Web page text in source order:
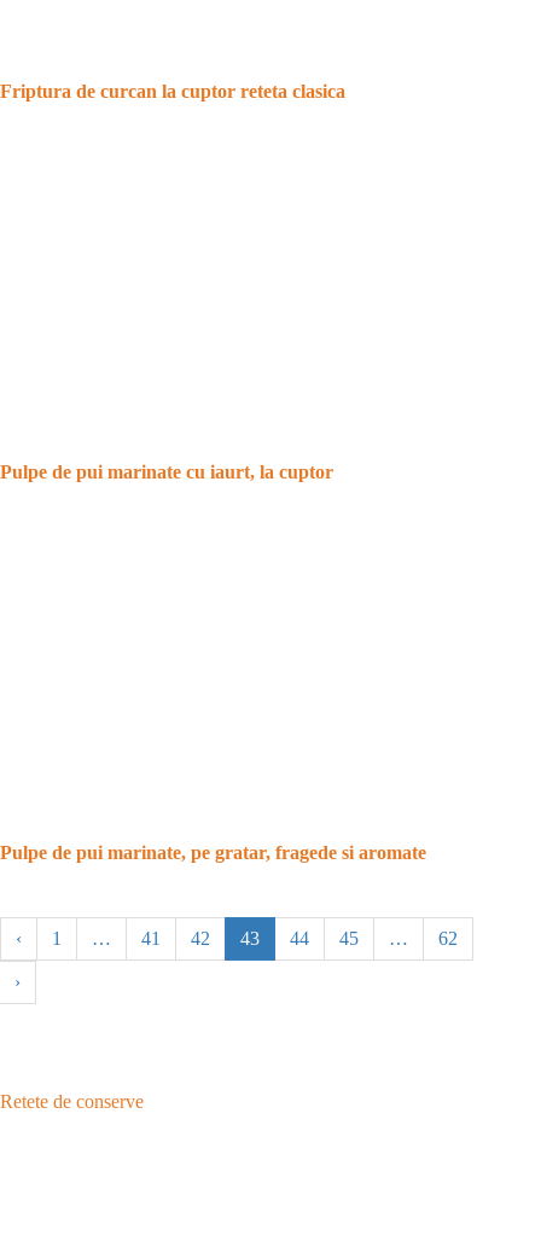
Friptura de curcan la cuptor reteta clasica
Pulpe de pui marinate cu iaurt, la cuptor
Pulpe de pui marinate, pe gratar, fragede si aromate
‹ 1 … 41 42 43 44 45 … 62
›
Retete de conserve